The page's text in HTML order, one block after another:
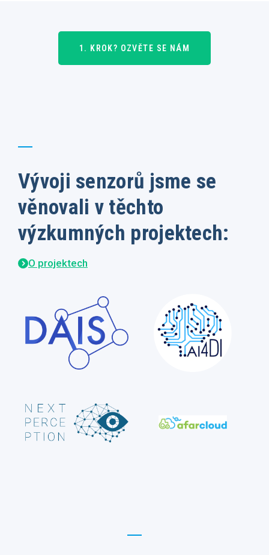
1. KROK? OZVĚTE SE NÁM
Vývoji senzorů jsme se
věnovali v těchto
výzkumných projektech:
O projektech